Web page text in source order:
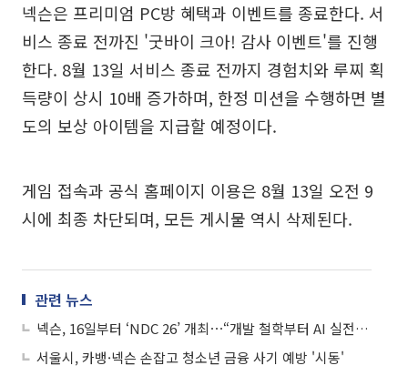
넥슨은 프리미엄 PC방 혜택과 이벤트를 종료한다. 서
비스 종료 전까진 '굿바이 크아! 감사 이벤트'를 진행
한다. 8월 13일 서비스 종료 전까지 경험치와 루찌 획
득량이 상시 10배 증가하며, 한정 미션을 수행하면 별
도의 보상 아이템을 지급할 예정이다.
게임 접속과 공식 홈페이지 이용은 8월 13일 오전 9
시에 최종 차단되며, 모든 게시물 역시 삭제된다.
관련 뉴스
넥슨, 16일부터 ‘NDC 26’ 개최⋯“개발 철학부터 AI 실전 노하우까지 공유”
서울시, 카뱅·넥슨 손잡고 청소년 금융 사기 예방 '시동'